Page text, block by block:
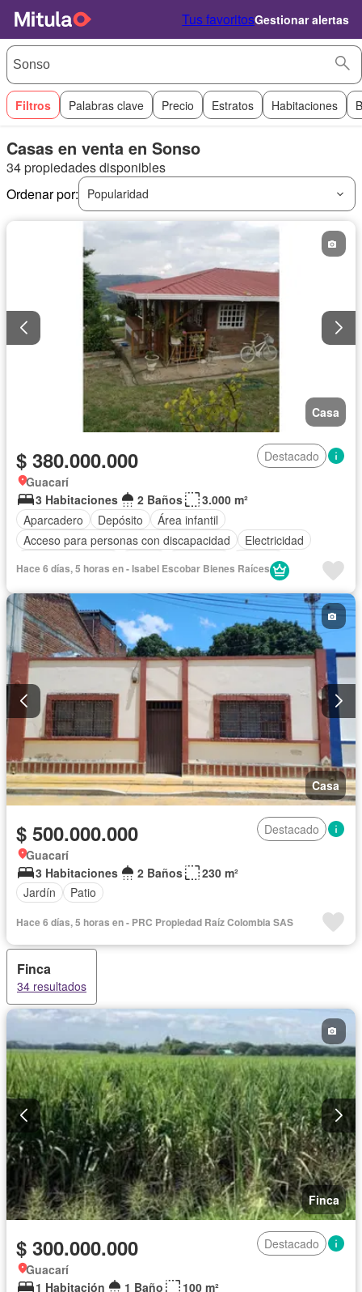
Tus favoritosGestionar alertas
Filtros Palabras clave Precio Estratos Habitaciones
Casas en venta en Sonso
34 propiedades disponibles
Ordenar por:
Popularidad
Casa
$ 380.000.000
Destacado
Guacarí
3 Habitaciones
2 Baños
3.000 m²
Aparcadero
Depósito
Área infantil
Acceso para personas con discapacidad
Electricidad
Internet
Hace 6 días, 5 horas en - Isabel Escobar Bienes Raíces
Casa
$ 500.000.000
Destacado
Guacarí
3 Habitaciones
2 Baños
230 m²
Jardín
Patio
Hace 6 días, 5 horas en - PRC Propiedad Raíz Colombia SAS
Finca
34 resultados
Finca
$ 300.000.000
Destacado
Guacarí
1 Habitación
1 Baño 100 m²